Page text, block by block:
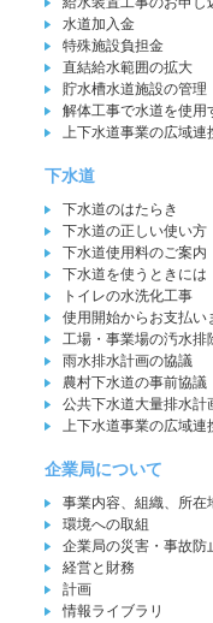
水道加入金
特殊施設負担金
直結給水範囲の拡大
貯水槽水道施設の管理
解体工事で水道を使用
上下水道事業の広域連
下水道
下水道のはたらき
下水道の正しい使い方
下水道使用料のご案内
下水道を使うときには
トイレの水洗化工事
使用開始からお支払い
工場・事業場の汚水排
雨水排水計画の協議
農村下水道の事前協議
公共下水道大量排水計
上下水道事業の広域連
企業局について
事業内容、組織、所在
環境への取組
企業局の災害・事故防
経営と財務
計画
情報ライブラリ